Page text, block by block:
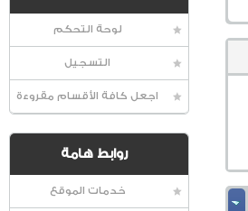
لوحة التحكم
التسجيل
اجعل كافة الأقسام مقروءة
روابط هامة
خدمات الموقع